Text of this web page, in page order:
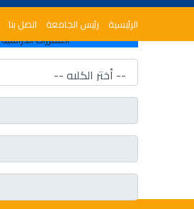
الرئيسية رئيس الجامعة اتصل بنا
المقررات الدراسيه